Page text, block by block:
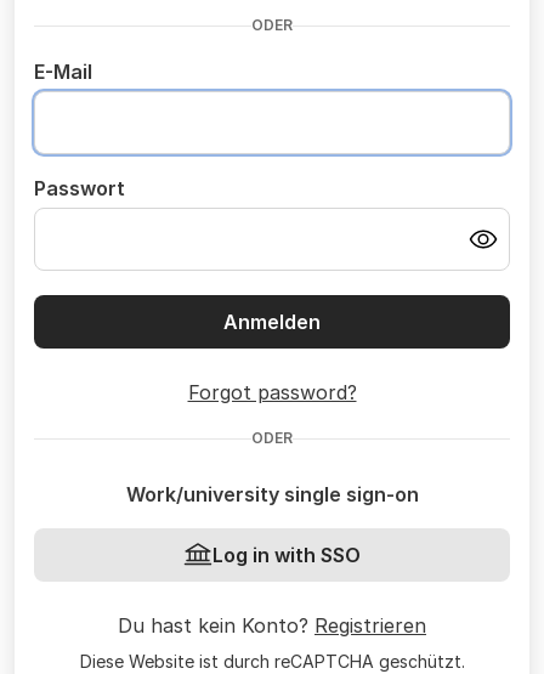
ODER
E-Mail
Passwort
Anmelden
Forgot password?
ODER
Work/university single sign-on
Log in with SSO
Du hast kein Konto? Registrieren
Diese Website ist durch reCAPTCHA geschützt.